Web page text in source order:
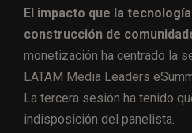
El impacto que la
construcción de
monetización ha centrado la
LATAM Media Leaders
La tercera sesión ha tenido
indisposición del panelista.